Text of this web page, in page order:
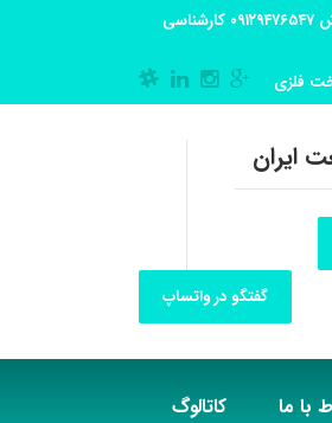
آدرس کارگاه تولیدی: تهران-شهریار کوی گلستان پلاک 55 آدرس فروشگاه:تهران شهر قدس شهرک فرزان بلوار معلم پلاک 56 شماره تماس کارگاه ۰۲۱_۴۶۸۳۵۱۸۸ تماس با مدیر فروش ۰۹۱۲۹۴۷۶۵۴۷ کارشناسی
فلزی
ایران
گفتگو در واتساپ
با ما کاتالوگ